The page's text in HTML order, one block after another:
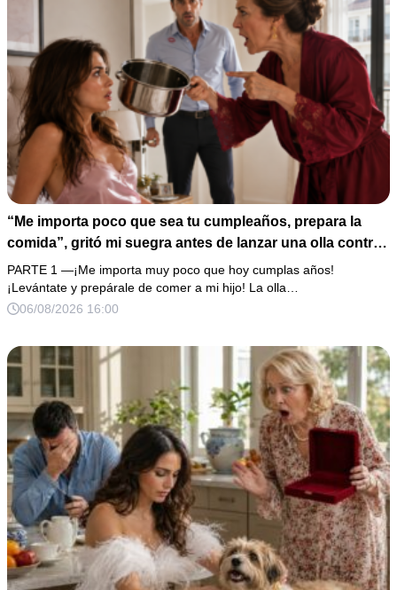
“Me importa poco que sea tu cumpleaños, prepara la
comida”, gritó mi suegra antes de lanzar una olla contra
mi cama. Mi esposo regresó horas después oliendo al
perfume de su amante, seguro de que yo lo perdonaría.
Pero yo ya tenía 3 copias de los estados de cuenta y una
PARTE 1 —¡Me importa muy poco que hoy cumplas años!
¡Levántate y prepárale de comer a mi hijo! La olla…
06/08/2026 16:00